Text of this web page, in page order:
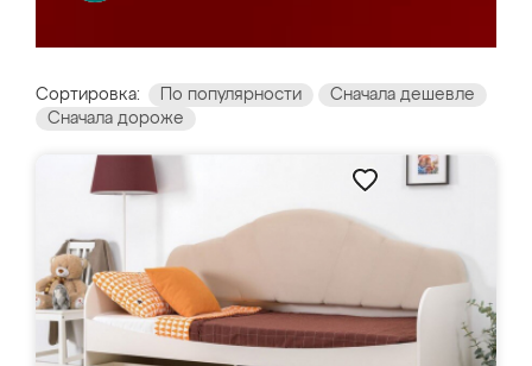
Сортировка: По популярности
Сначала дешевле
Сначала дороже